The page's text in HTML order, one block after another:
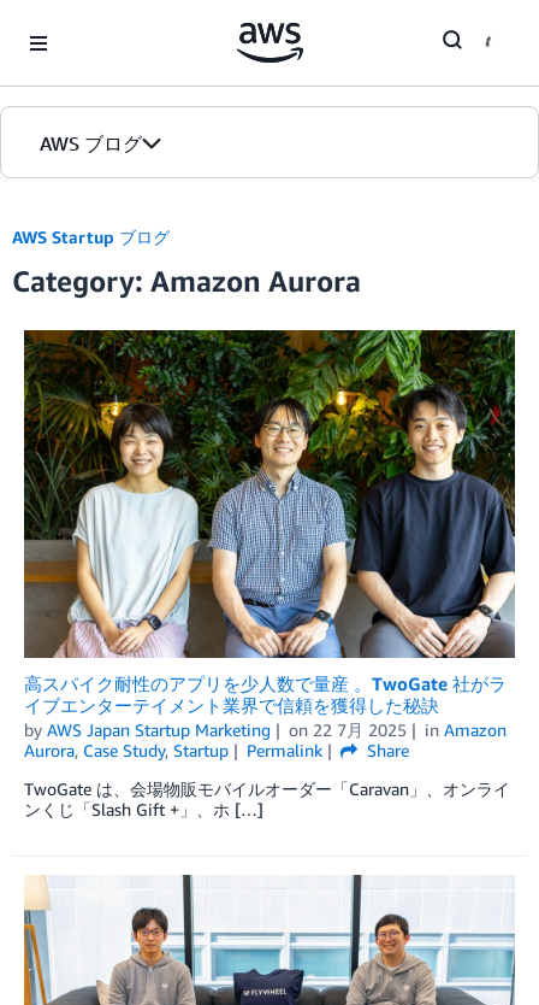
AWS ブログ
カテゴリ
エディション
AWS Startup ブログ
Category: Amazon Aurora
高スパイク耐性のアプリを少人数で量産 。TwoGate 社がラ
イブエンターテイメント業界で信頼を獲得した秘訣
by AWS Japan Startup Marketing on 22 7月 2025 in Amazon
Aurora, Case Study, Startup Permalink
Share
TwoGate は、会場物販モバイルオーダー「Caravan」、オンライ
ンくじ「Slash Gift +」、ホ […]